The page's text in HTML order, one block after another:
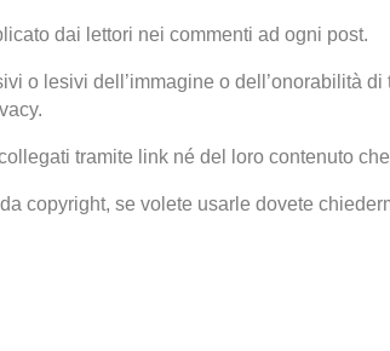
dai lettori nei commenti ad ogni post.
o lesivi dell’immagine o dell’onorabilità
tramite link né del loro contenuto
copyright, se volete usarle dovete